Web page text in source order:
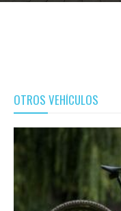
OTROS VEHÍCULOS